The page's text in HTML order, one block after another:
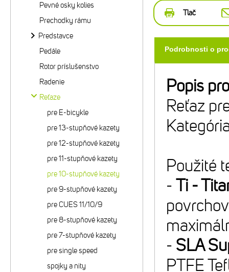
Tlač
Podrobnosti o
Popis
Reťaz
Použité
- Ti -
- SLA
PTFE
Pevné osky kolies
Prechodky rámu
Predstavce
Pedále
Rotor príslušenstvo
Radenie
Reťaze
pre E-bicykle
pre 13-stupňové kazety
pre 12-stupňové kazety
pre 11-stupňové kazety
pre 10-stupňové kazety
pre 9-stupňové kazety
pre CUES 11/10/9
pre 8-stupňové kazety
pre 7-stupňové kazety
pre single speed
spojky a nity